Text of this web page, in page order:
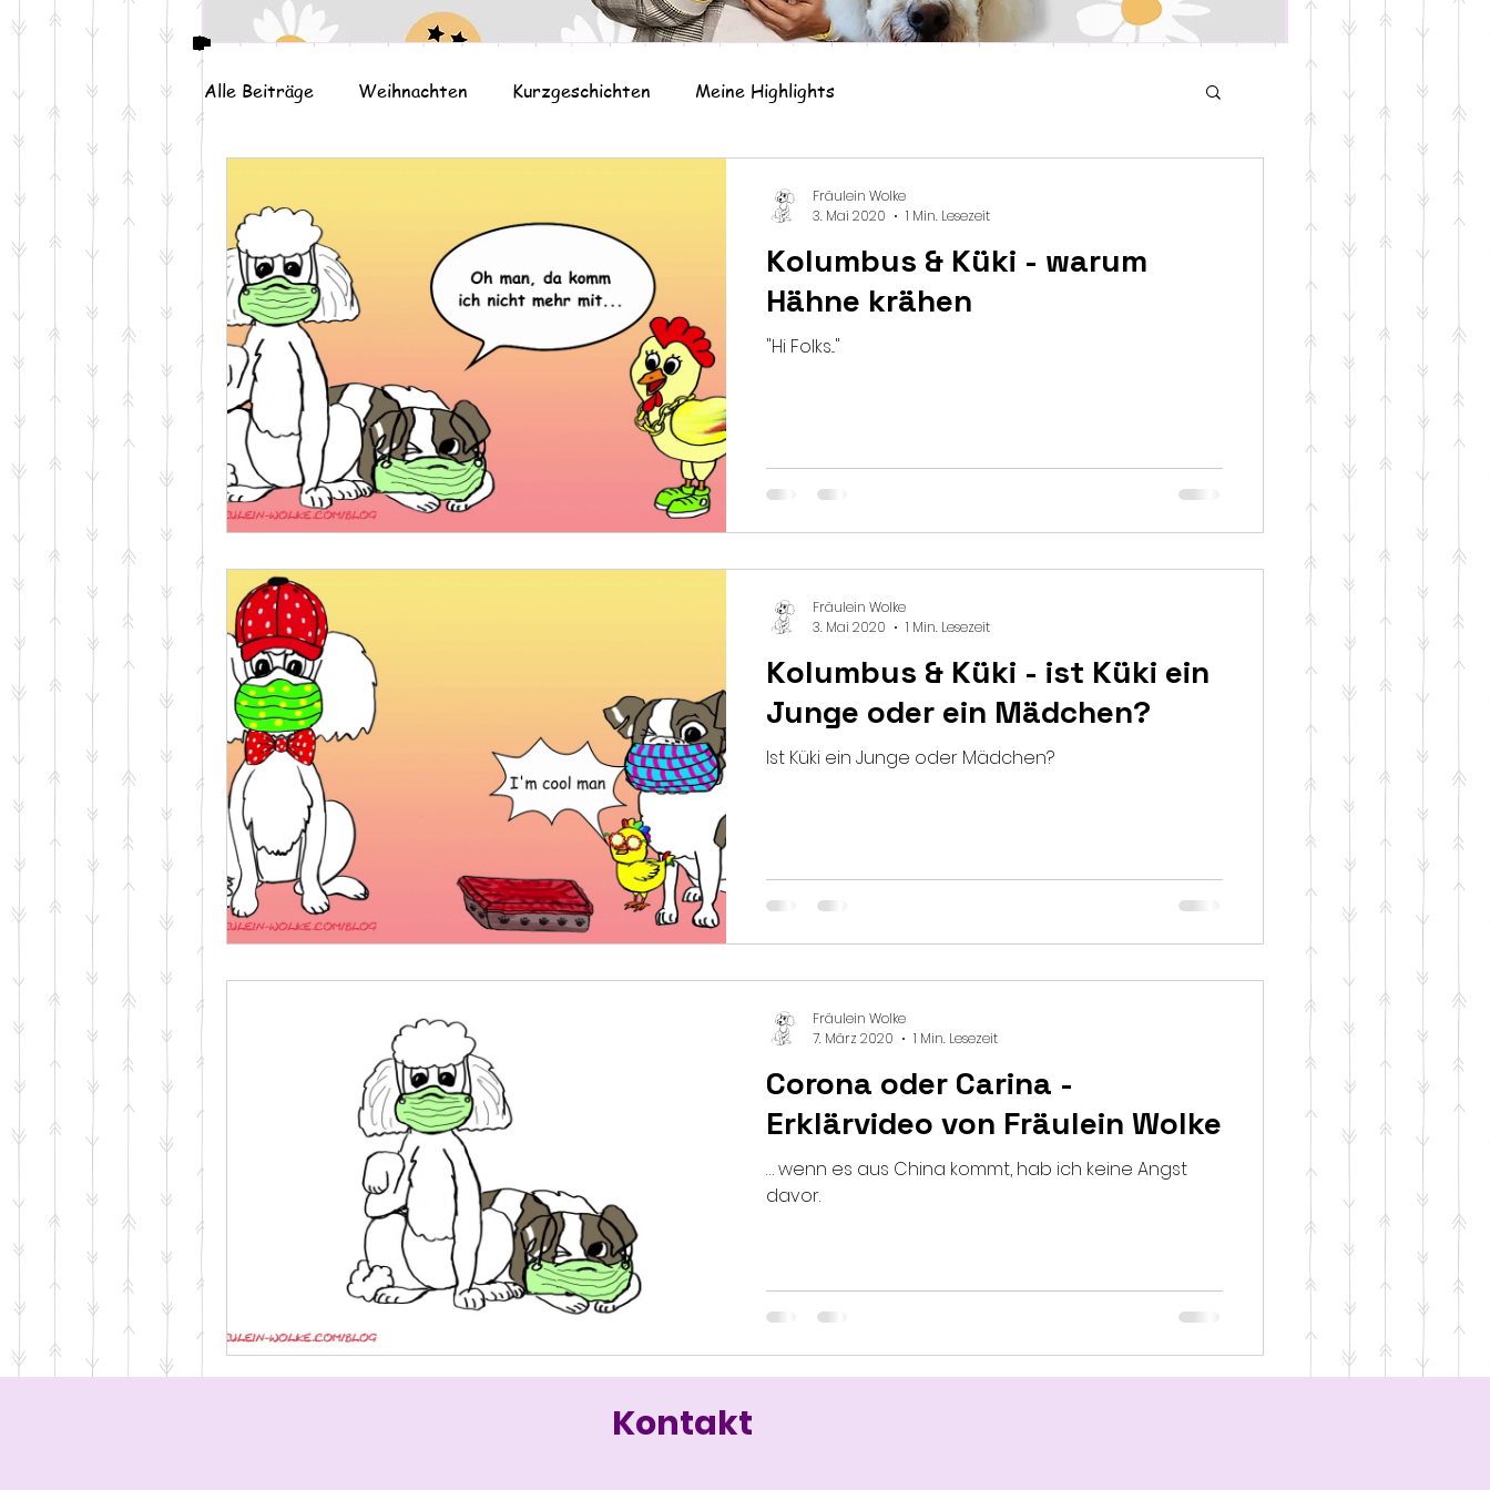
Alle Beiträge Weihnachten Kurzgeschichten Meine Highlights
Kolumbus & Küki - warum
Hähne krähen
"Hi Folks..."
Fräulein Wolke
3. Mai 2020
1 Min. Lesezeit
Kolumbus & Küki - ist Küki ein
Junge oder ein Mädchen?
Ist Küki ein Junge oder Mädchen?
Fräulein Wolke
3. Mai 2020
1 Min. Lesezeit
Corona oder Carina -
Erklärvideo von Fräulein Wolke
… wenn es aus China kommt, hab ich keine Angst
davor.
Fräulein Wolke
7. März 2020
1 Min. Lesezeit
Kontakt